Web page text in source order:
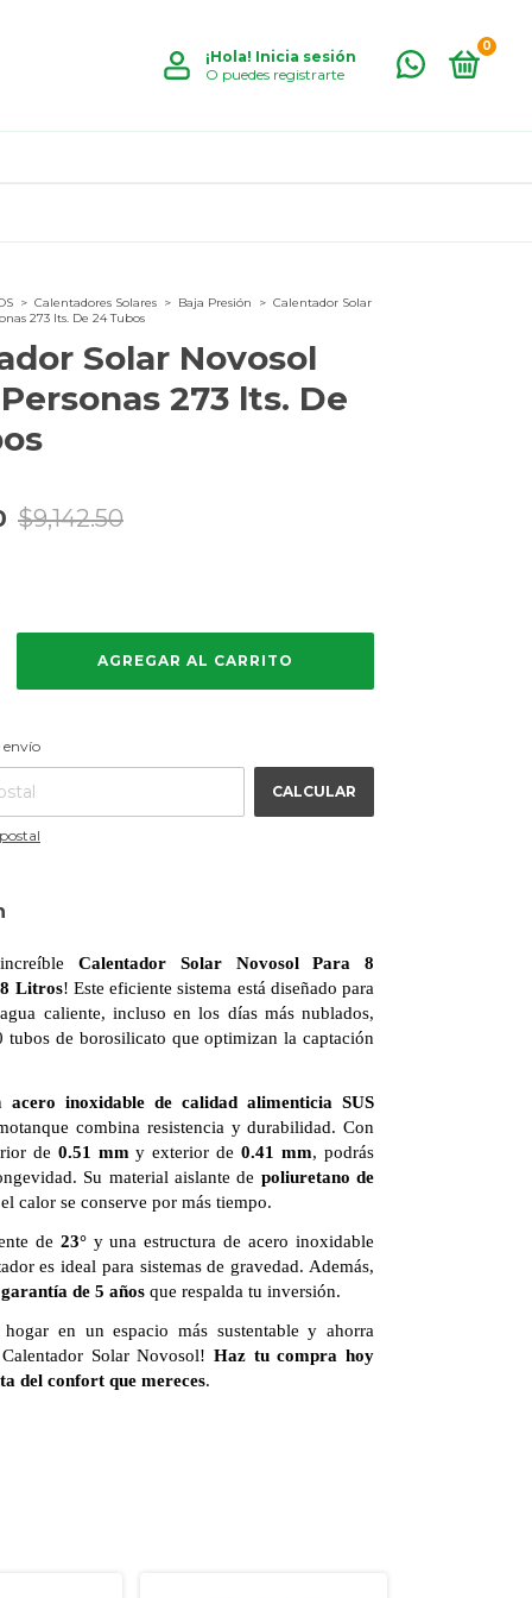
¡Hola! Inicia sesión
O puedes registrarte
0
> Calentadores Solares > Baja Presión > Calentador Solar
273 lts. De 24 Tubos
Solar Novosol
273 lts. De
$9,142.50
envío
CALCULAR
increíbleCalentador Solar Novosol Para 8
Litros! Este eficiente sistema está diseñado para
caliente, incluso en los días más nublados,
tubos de borosilicato que optimizan la captación
acero inoxidable de calidad alimenticia SUS
combina resistencia y durabilidad. Con
de 0.51 mm y exterior de0.41 mm, podrás
Su material aislante de poliuretano de
calor se conserve por más tiempo.
de 23°y una estructura de acero inoxidable
es ideal para sistemas de gravedad. Además,
garantía de 5 años que respalda tu inversión.
hogar en un espacio más sustentable y ahorra
Solar Novosol! Haz tu compra hoy
del confort que mereces.